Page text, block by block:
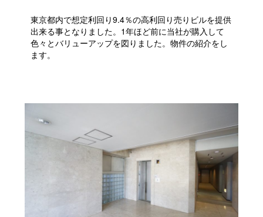
東京都内で想定利回り9.4％の高利回り売りビルを提供
出来る事となりました。1年ほど前に当社が購入して
色々とバリューアップを図りました。物件の紹介をし
ます。